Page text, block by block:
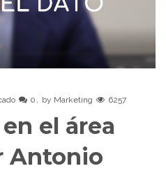
0 by Marketing 6257
el área
Antonio